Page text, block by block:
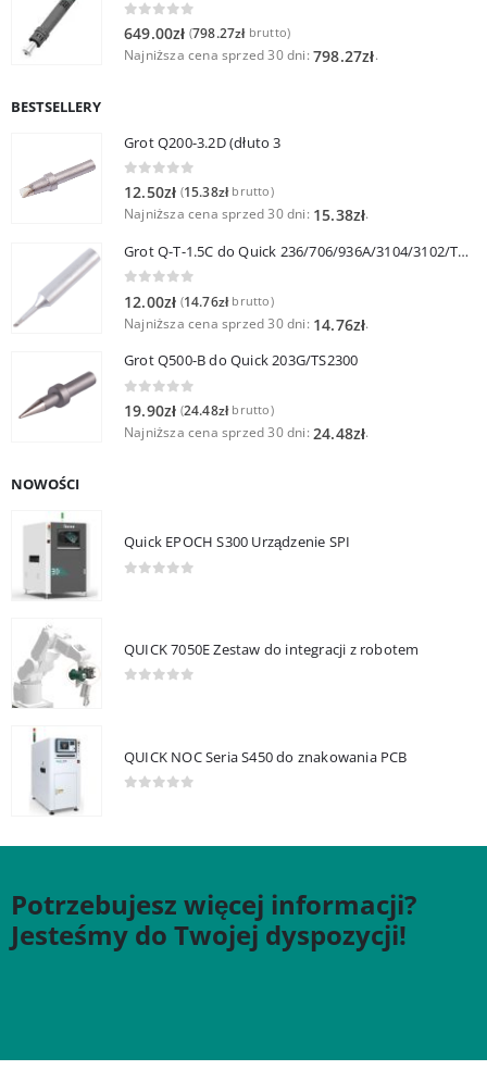
649.00zł (798.27złbrutto)
Najniższa cena sprzed 30 dni: 798.27zł.
BESTSELLERY
Grot Q200-3.2D (dłuto 3
0out of 5
12.50zł (15.38złbrutto)
Najniższa cena sprzed 30 dni: 15.38zł.
Grot Q-T-1.5C do Quick 236/706/936A/3104/3102/TS1100
12.00zł (14.76złbrutto)
Najniższa cena sprzed 30 dni: 14.76zł.
Grot Q500-B do Quick 203G/TS2300
0out of 5
19.90zł (24.48złbrutto)
Najniższa cena sprzed 30 dni: 24.48zł.
NOWOŚCI
Quick EPOCH S300 Urządzenie SPI
QUICK 7050E Zestaw do integracji z robotem
QUICK NOC Seria S450 do znakowania PCB
Potrzebujesz więcej informacji?
Jesteśmy do Twojej dyspozycji!